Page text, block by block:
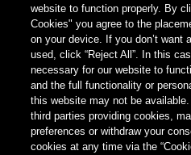
InBev Nederland N.V.
Ceresstraat 1, 4811CA Breda
tel.: +31 (0)76 525 2424;
inbev.com/
website to function properly. By
Cookies" you agree to the
on your device. If you don’t want
used, click “Reject All”. In this
necessary for our website to
and the full functionality or
this website may not be
third parties providing cookies,
preferences or withdraw your
cookies at any time via the